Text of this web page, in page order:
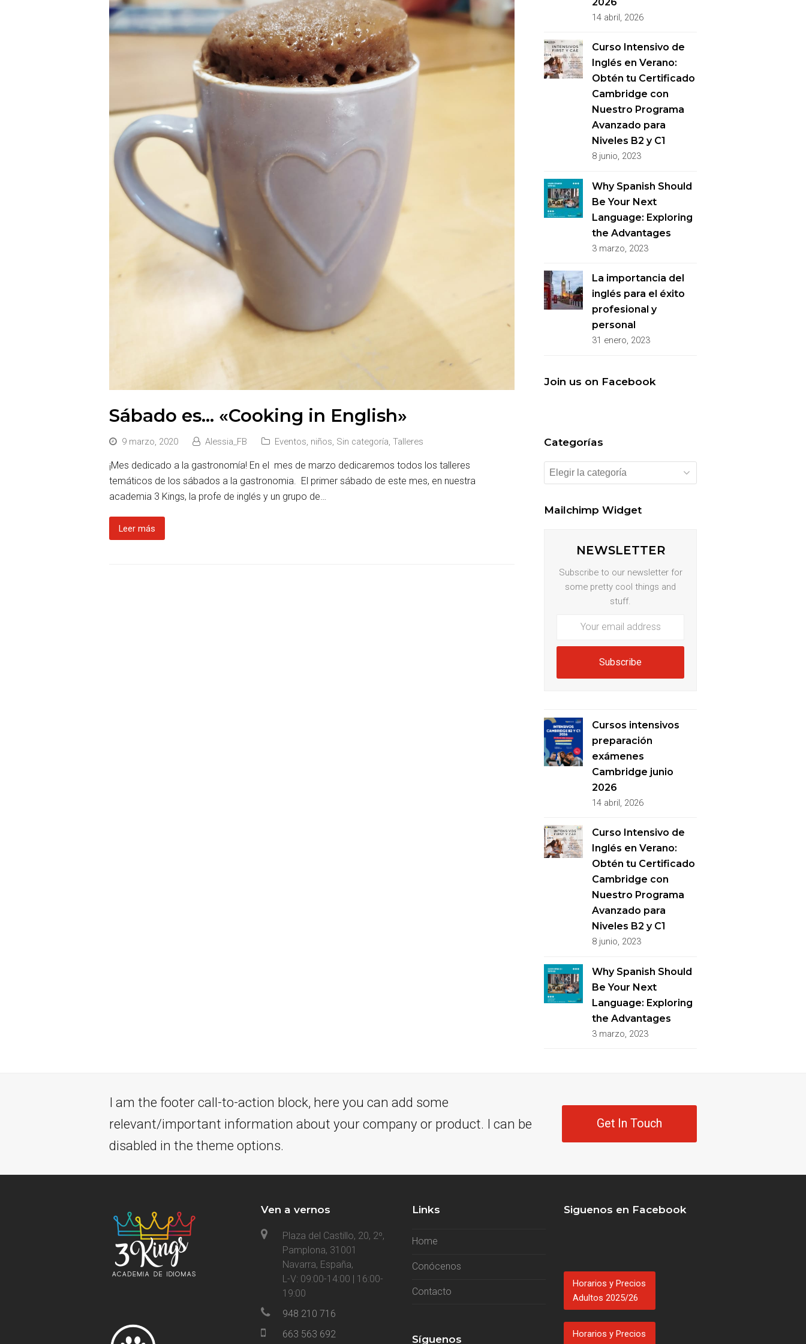
Sábado es… «Cooking in English»
9 marzo, 2020 Alessia_FB Eventos niños Sin categoría Talleres
¡Mes dedicado a la gastronomía! En el mes de marzo dedicaremos todos los talleres
temáticos de los sábados a la gastronomia. El primer sábado de este mes, en nuestra
academia 3 Kings, la profe de inglés y un grupo de…
Leer más
14 abril, 2026
Curso Intensivo de
Inglés en Verano:
Obtén tu Certificado
Cambridge con
Nuestro Programa
Avanzado para
Niveles B2 y C1
8 junio, 2023
Why Spanish Should
Be Your Next
Language: Exploring
the Advantages
3 marzo, 2023
La importancia del
inglés para el éxito
profesional y
personal
31 enero, 2023
Join us on Facebook
Categorías
Categorías
Mailchimp Widget
NEWSLETTER
Subscribe to our newsletter for
some pretty cool things and
stuff.
Subscribe
Cursos intensivos
preparación
exámenes
Cambridge junio
2026
14 abril, 2026
Curso Intensivo de
Inglés en Verano:
Obtén tu Certificado
Cambridge con
Nuestro Programa
Avanzado para
Niveles B2 y C1
8 junio, 2023
Why Spanish Should
Be Your Next
Language: Exploring
the Advantages
3 marzo, 2023
I am the footer call-to-action block, here you can add some
relevant/important information about your company or product. I can be
disabled in the theme options.
Get In Touch
Ven a vernos
Plaza del Castillo, 20, 2º,
Pamplona, 31001
Navarra, España,
L-V: 09:00-14:00 | 16:00-
19:00
948 210 716
663 563 692
Links
Home
Conócenos
Contacto
Síguenos
Siguenos en Facebook
Horarios y Precios
Adultos 2025/26
Horarios y Precios